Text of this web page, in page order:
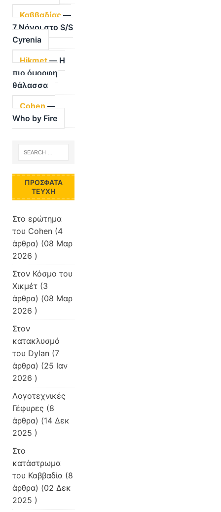
Καββαδίας—
7 Νάνοι στο S/S
Cyrenia
Hikmet— Η
πιο όμορφη
θάλασσα
Cohen—
Who by Fire
ΠΡΌΣΦΑΤΑ
ΤΕΎΧΗ
Στο ερώτημα
του Cohen (4
άρθρα) (08 Μαρ
2026 )
Στον Κόσμο του
Χικμέτ (3
άρθρα) (08 Μαρ
2026 )
Στον
κατακλυσμό
του Dylan (7
άρθρα) (25 Ιαν
2026 )
Λογοτεχνικές
Γέφυρες (8
άρθρα) (14 Δεκ
2025 )
Στο
κατάστρωμα
του Καββαδία (8
άρθρα) (02 Δεκ
2025 )